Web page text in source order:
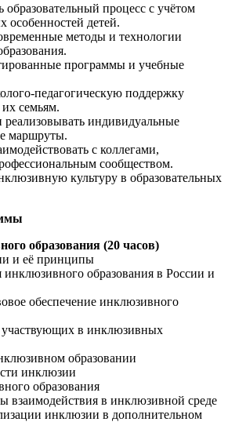
образовательный процесс с учётом
особенностей детей.
методы и технологии
программы и учебные
педагогическую поддержку
семьям.
реализовывать индивидуальные
маршруты.
с коллегами,
сообществом.
культуру в образовательных
образования (20 часов)
и её принципы
инклюзивного образования в России и
обеспечение инклюзивного
участвующих в инклюзивных
образовании
инклюзии
образования
взаимодействия в инклюзивной среде
инклюзии в дополнительном